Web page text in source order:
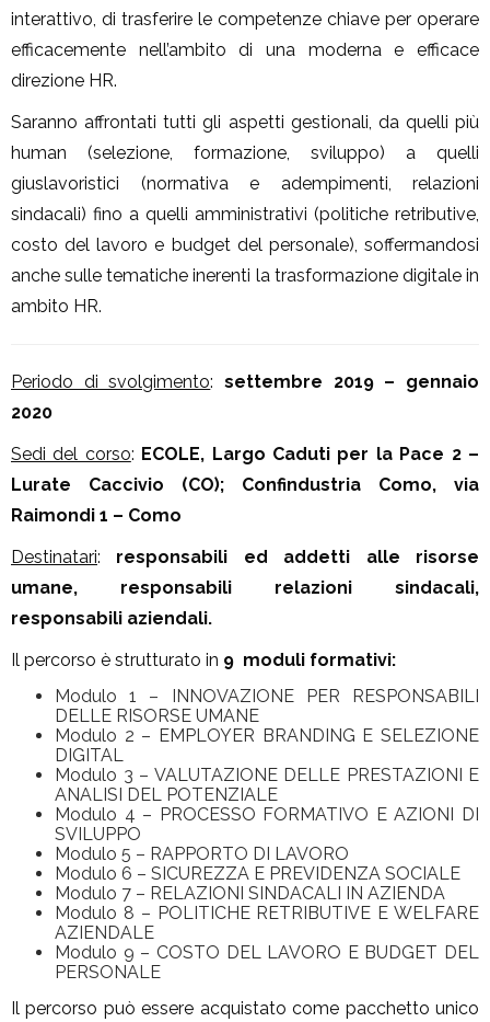
interattivo, di trasferire le competenze chiave per operare
efficacemente nell’ambito di una moderna e efficace
direzione HR.
Saranno affrontati tutti gli aspetti gestionali, da quelli più
human (selezione, formazione, sviluppo) a quelli
giuslavoristici (normativa e adempimenti, relazioni
sindacali) fino a quelli amministrativi (politiche retributive,
costo del lavoro e budget del personale), soffermandosi
anche sulle tematiche inerenti la trasformazione digitale in
ambito HR.
Periodo di svolgimento:settembre 2019 – gennaio
2020
Sedi del corso: ECOLE, Largo Caduti per la Pace 2 –
Lurate Caccivio (CO); Confindustria Como, via
Raimondi 1 – Como
Destinatari: responsabili ed addetti alle risorse
umane, responsabili relazioni sindacali,
responsabili aziendali.
Il percorso è strutturato in 9 moduli formativi:
Modulo 1 – INNOVAZIONE PER RESPONSABILI
DELLE RISORSE UMANE
Modulo 2 – EMPLOYER BRANDING E SELEZIONE
DIGITAL
Modulo 3 – VALUTAZIONE DELLE PRESTAZIONI E
ANALISI DEL POTENZIALE
Modulo 4 – PROCESSO FORMATIVO E AZIONI DI
SVILUPPO
Modulo 5 – RAPPORTO DI LAVORO
Modulo 6 – SICUREZZA E PREVIDENZA SOCIALE
Modulo 7 – RELAZIONI SINDACALI IN AZIENDA
Modulo 8 – POLITICHE RETRIBUTIVE E WELFARE
AZIENDALE
Modulo 9 – COSTO DEL LAVORO E BUDGET DEL
PERSONALE
Il percorso può essere acquistato come pacchetto unico